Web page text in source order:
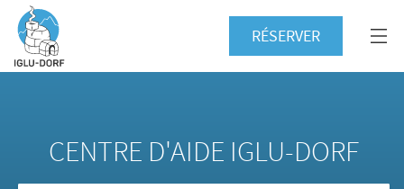
RÉSERVER
CENTRE D'AIDE IGLU-DORF